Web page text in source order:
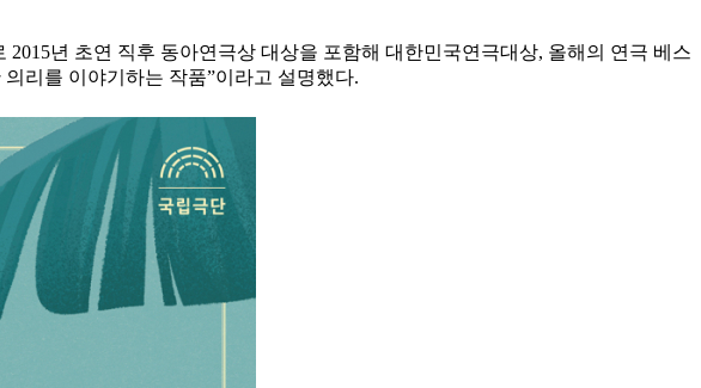
년 초연 직후 동아연극상 대상을 포함해 대한민국연극대상, 올해의 연극 베스
리를 이야기하는 작품”이라고 설명했다.